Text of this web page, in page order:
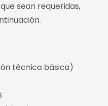
sean requeridas,
técnica básica)